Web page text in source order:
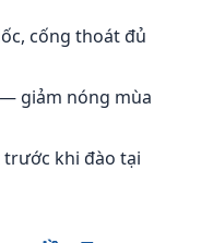
cống thoát đủ
giảm nóng mùa
trước khi đào tại